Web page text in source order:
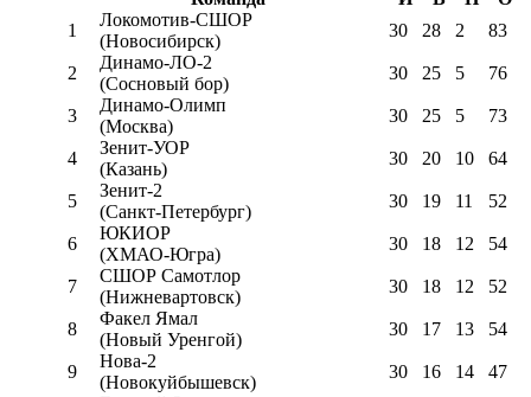
1
Локомотив-CШОР
(Новосибирск)
30 28 2 83
2
Динамо-ЛО-2
(Сосновый бор)
30 25 5 76
3
Динамо-Олимп
(Москва)
30 25 5 73
4
Зенит-УОР
(Казань)
30 20 10 64
5
Зенит-2
(Санкт-Петербург)
30 19 11 52
6
ЮКИОР
(ХМАО-Югра)
30 18 12 54
7
СШОР Самотлор
(Нижневартовск)
30 18 12 52
8
Факел Ямал
(Новый Уренгой)
30 17 13 54
9
Нова-2
(Новокуйбышевск)
30 16 14 47